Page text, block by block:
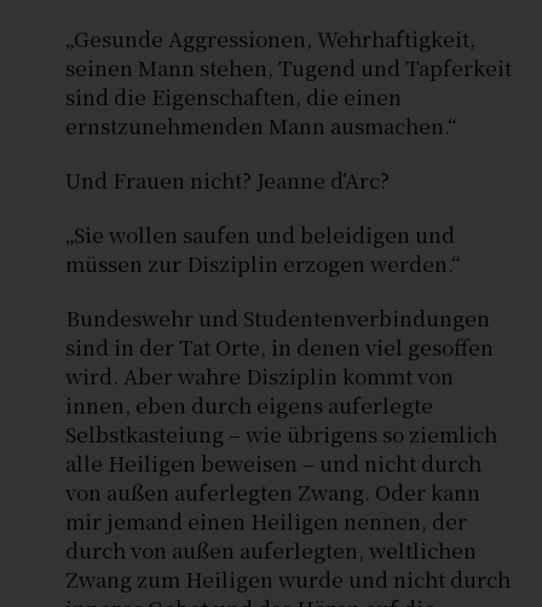
„Gesunde Aggressionen, Wehrhaftigkeit,
seinen Mann stehen, Tugend und Tapferkeit
sind die Eigenschaften, die einen
ernstzunehmenden Mann ausmachen.“
Und Frauen nicht? Jeanne d’Arc?
„Sie wollen saufen und beleidigen und
müssen zur Disziplin erzogen werden.“
Bundeswehr und Studentenverbindungen
sind in der Tat Orte, in denen viel gesoffen
wird. Aber wahre Disziplin kommt von
innen, eben durch eigens auferlegte
Selbstkasteiung – wie übrigens so ziemlich
alle Heiligen beweisen – und nicht durch
von außen auferlegten Zwang. Oder kann
mir jemand einen Heiligen nennen, der
durch von außen auferlegten, weltlichen
Zwang zum Heiligen wurde und nicht durch